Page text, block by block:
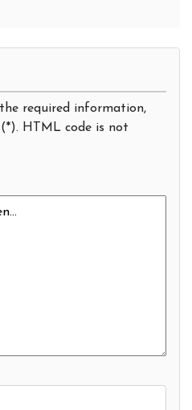
required information,
HTML code is not